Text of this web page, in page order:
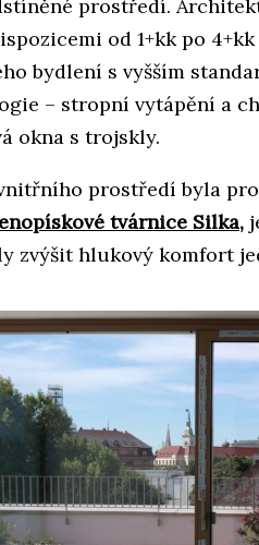
prostředí.
od 1+kk po
bydlení s vyšším
– stropní vytápění a
okna s trojskly.
prostředí byla
tvárnice Silka,
zvýšit hlukový komfort